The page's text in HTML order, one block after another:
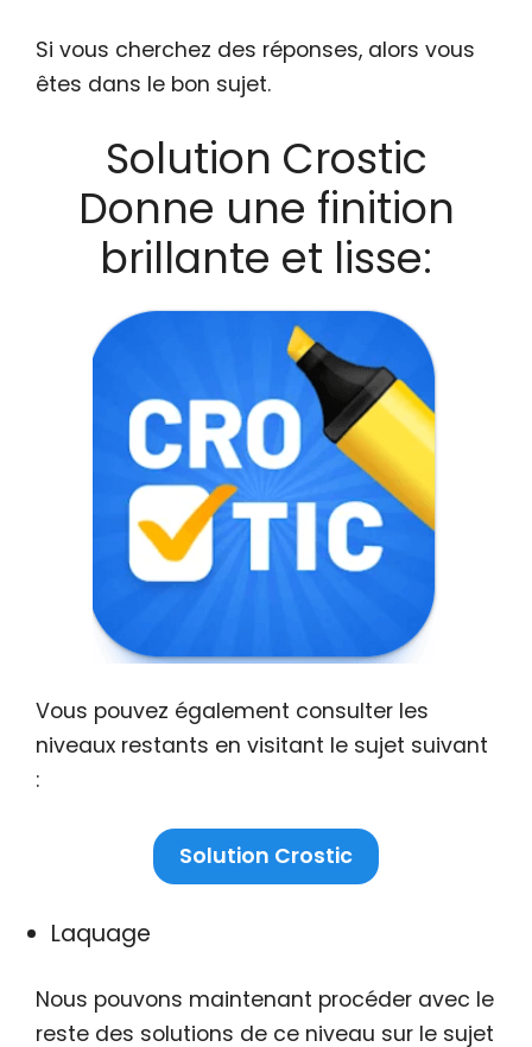
Si vous cherchez des réponses, alors vous
êtes dans le bon sujet.
Solution Crostic
Donne une finition
brillante et lisse:
Vous pouvez également consulter les
niveaux restants en visitant le sujet suivant
:
Solution Crostic
Laquage
Nous pouvons maintenant procéder avec le
reste des solutions de ce niveau sur le sujet